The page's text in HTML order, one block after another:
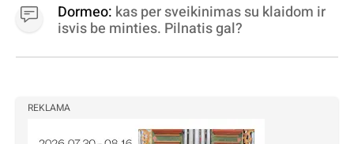
Dormeo: kas per sveikinimas su klaidom ir
isvis be minties. Pilnatis gal?
REKLAMA